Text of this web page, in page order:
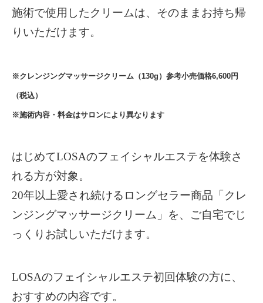
施術で使用したクリームは、そのままお持ち帰
りいただけます。
※クレンジングマッサージクリーム（130g）参考小売価格6,600円
（税込）
※施術内容・料金はサロンにより異なります
はじめてLOSAのフェイシャルエステを体験さ
れる方が対象。
20年以上愛され続けるロングセラー商品「クレ
ンジングマッサージクリーム」を、ご自宅でじ
っくりお試しいただけます。
LOSAのフェイシャルエステ初回体験の方に、
おすすめの内容です。